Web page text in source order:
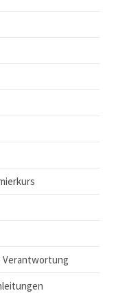
Verantwortung